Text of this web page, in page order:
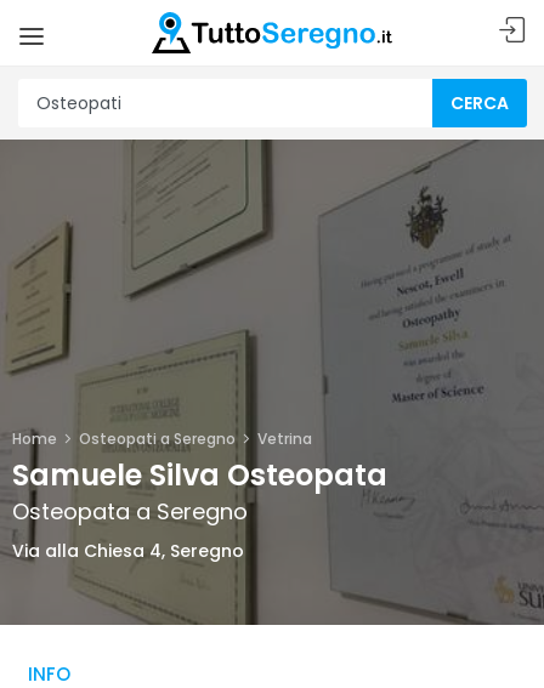
CERCA
Home Osteopati a Seregno Vetrina
Samuele Silva Osteopata
Osteopata a Seregno
Via alla Chiesa 4, Seregno
INFO